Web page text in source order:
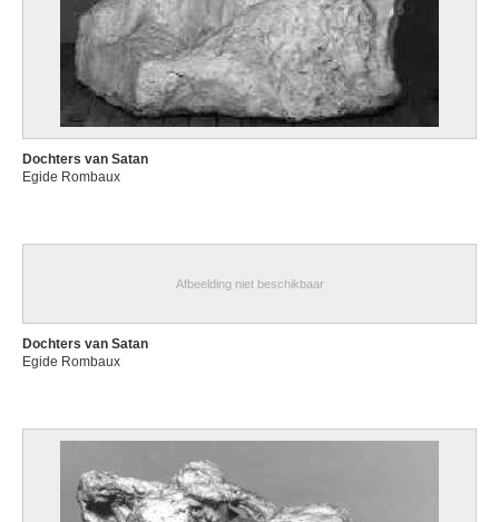
Dochters van Satan
Egide Rombaux
Afbeelding niet beschikbaar
Dochters van Satan
Egide Rombaux